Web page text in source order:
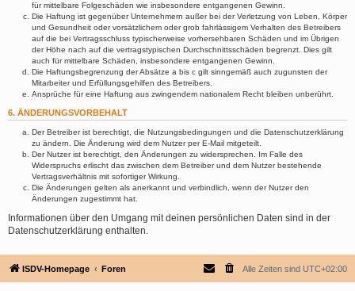
für mittelbare Folgeschäden wie insbesondere entgangenen Gewinn.
Die Haftung ist gegenüber Unternehmern außer bei der Verletzung von Leben, Körper
und Gesundheit oder vorsätzlichem oder grob fahrlässigem Verhalten des Betreibers
auf die bei Vertragsschluss typischerweise vorhersehbaren Schäden und im Übrigen
der Höhe nach auf die vertragstypischen Durchschnittsschäden begrenzt. Dies gilt
auch für mittelbare Schäden, insbesondere entgangenen Gewinn.
Die Haftungsbegrenzung der Absätze a bis c gilt sinngemäß auch zugunsten der
Mitarbeiter und Erfüllungsgehilfen des Betreibers.
Ansprüche für eine Haftung aus zwingendem nationalem Recht bleiben unberührt.
6. ÄNDERUNGSVORBEHALT
Der Betreiber ist berechtigt, die Nutzungsbedingungen und die Datenschutzerklärung
zu ändern. Die Änderung wird dem Nutzer per E-Mail mitgeteilt.
Der Nutzer ist berechtigt, den Änderungen zu widersprechen. Im Falle des
Widerspruchs erlischt das zwischen dem Betreiber und dem Nutzer bestehende
Vertragsverhältnis mit sofortiger Wirkung.
Die Änderungen gelten als anerkannt und verbindlich, wenn der Nutzer den
Änderungen zugestimmt hat.
Informationen über den Umgang mit deinen persönlichen Daten sind in der
Datenschutzerklärung enthalten.
ISDV-Homepage Foren Alle Zeiten sind UTC+02:00